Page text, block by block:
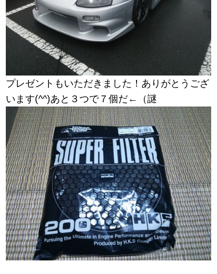
プレゼントもいただきました！ありがとうござ
います(^^)あと３つで７個だ←（謎